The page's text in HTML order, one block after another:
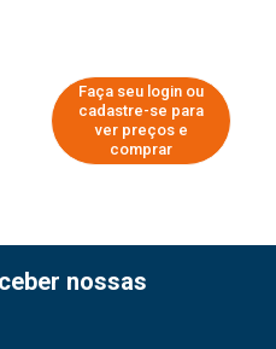
Faça seu login ou
cadastre-se para
ver preços e
comprar
nossas